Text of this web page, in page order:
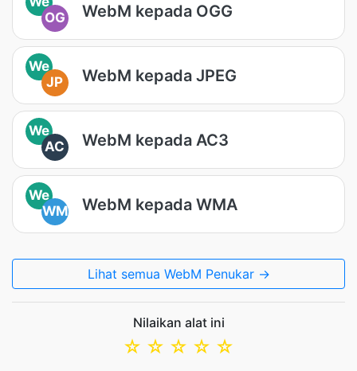
OG
WebM kepada OGG
We
JP
WebM kepada JPEG
We
AC
WebM kepada AC3
We
WM
WebM kepada WMA
Lihat semua WebM Penukar →
Nilaikan alat ini
☆
☆
☆
☆
☆